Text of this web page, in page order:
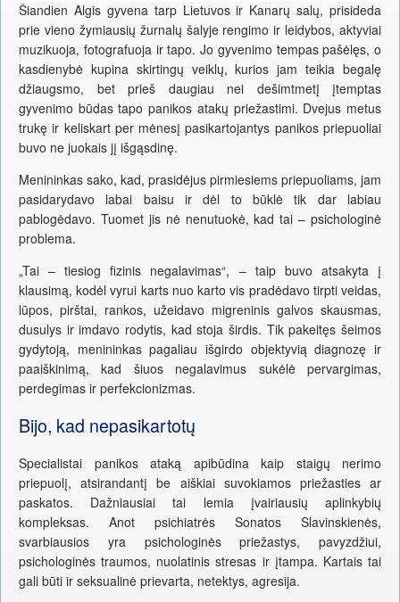
Šiandien Algis gyvena tarp Lietuvos ir Kanarų salų, prisideda
prie vieno žymiausių žurnalų šalyje rengimo ir leidybos, aktyviai
muzikuoja, fotografuoja ir tapo. Jo gyvenimo tempas pašėlęs, o
kasdienybė kupina skirtingų veiklų, kurios jam teikia begalę
džiaugsmo, bet prieš daugiau nei dešimtmetį įtemptas
gyvenimo būdas tapo panikos atakų priežastimi. Dvejus metus
trukę ir keliskart per mėnesį pasikartojantys panikos priepuoliai
buvo ne juokais jį išgąsdinę.
Menininkas sako, kad, prasidėjus pirmiesiems priepuoliams, jam
pasidarydavo labai baisu ir dėl to būklė tik dar labiau
pablogėdavo. Tuomet jis nė nenutuokė, kad tai – psichologinė
problema.
„Tai – tiesiog fizinis negalavimas“, – taip buvo atsakyta į
klausimą, kodėl vyrui karts nuo karto vis pradėdavo tirpti veidas,
lūpos, pirštai, rankos, užeidavo migreninis galvos skausmas,
dusulys ir imdavo rodytis, kad stoja širdis. Tik pakeitęs šeimos
gydytoją, menininkas pagaliau išgirdo objektyvią diagnozę ir
paaiškinimą, kad šiuos negalavimus sukėlė pervargimas,
perdegimas ir perfekcionizmas.
Bijo, kad nepasikartotų
Specialistai panikos ataką apibūdina kaip staigų nerimo
priepuolį, atsirandantį be aiškiai suvokiamos priežasties ar
paskatos. Dažniausiai tai lemia įvairiausių aplinkybių
kompleksas. Anot psichiatrės Sonatos Slavinskienės,
svarbiausios yra psichologinės priežastys, pavyzdžiui,
psichologinės traumos, nuolatinis stresas ir įtampa. Kartais tai
gali būti ir seksualinė prievarta, netektys, agresija.